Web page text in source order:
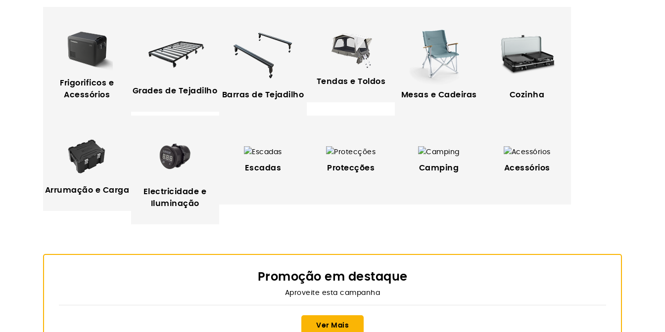
Frigorificos e
Acessórios
Grades de Tejadilho Barras de Tejadilho
Tendas e Toldos
Mesas e Cadeiras
Cozinha
Arrumação e Carga
Electricidade e
Iluminação
Escadas Protecções Camping Acessórios
Promoção em destaque
Aproveite esta campanha
Ver Mais